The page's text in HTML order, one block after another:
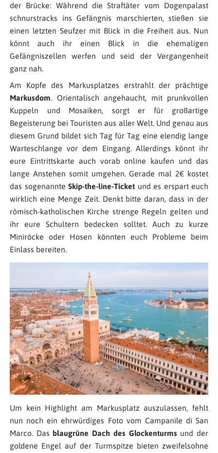
der Brücke: Während die Straftäter vom Dogenpalast
schnurstracks ins Gefängnis marschierten, stießen sie
einen letzten Seufzer mit Blick in die Freiheit aus. Nun
könnt auch ihr einen Blick in die ehemaligen
Gefängniszellen werfen und seid der Vergangenheit
ganz nah.
Am Kopfe des Markusplatzes erstrahlt der prächtige
Markusdom. Orientalisch angehaucht, mit prunkvollen
Kuppeln und Mosaiken, sorgt er für großartige
Begeisterung bei Touristen aus aller Welt. Und genau aus
diesem Grund bildet sich Tag für Tag eine elendig lange
Warteschlange vor dem Eingang. Allerdings könnt ihr
eure Eintrittskarte auch vorab online kaufen und das
lange Anstehen somit umgehen. Gerade mal 2€ kostet
das sogenannte Skip-the-line-Ticket und es erspart euch
wirklich eine Menge Zeit. Denkt bitte daran, dass in der
römisch-katholischen Kirche strenge Regeln gelten und
ihr eure Schultern bedecken solltet. Auch zu kurze
Miniröcke oder Hosen könnten euch Probleme beim
Einlass bereiten.
Um kein Highlight am Markusplatz auszulassen, fehlt
nun noch ein ehrwürdiges Foto vom Campanile di San
Marco. Das blaugrüne Dach des Glockenturmsund der
goldene Engel auf der Turmspitze bieten zweifelsohne